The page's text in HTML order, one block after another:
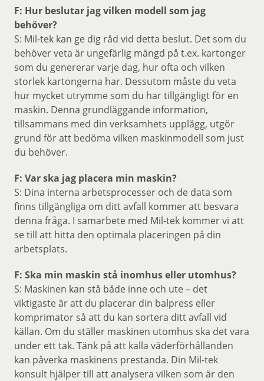
F: Hur beslutar jag vilken modell som jag
behöver?
S: Mil-tek kan ge dig råd vid detta beslut. Det som du
behöver veta är ungefärlig mängd på t.ex. kartonger
som du genererar varje dag, hur ofta och vilken
storlek kartongerna har. Dessutom måste du veta
hur mycket utrymme som du har tillgängligt för en
maskin. Denna grundläggande information,
tillsammans med din verksamhets upplägg, utgör
grund för att bedöma vilken maskinmodell som just
du behöver.
F: Var ska jag placera min maskin?
S: Dina interna arbetsprocesser och de data som
finns tillgängliga om ditt avfall kommer att besvara
denna fråga. I samarbete med Mil-tek kommer vi att
se till att hitta den optimala placeringen på din
arbetsplats.
F: Ska min maskin stå inomhus eller utomhus?
S: Maskinen kan stå både inne och ute – det
viktigaste är att du placerar din balpress eller
komprimator så att du kan sortera ditt avfall vid
källan. Om du ställer maskinen utomhus ska det vara
under ett tak. Tänk på att kalla väderförhållanden
kan påverka maskinens prestanda. Din Mil-tek
konsult hjälper till att analysera vilken som är den